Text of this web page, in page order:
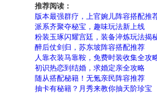
推荐阅读：
版本最强群疗，上官婉儿阵容搭配推
派系齐聚夺秘宝，趣味玩法新上线
粉装玉琢闪耀宫廷，装备淬炼玩法揭
醉后仗剑归，苏东坡阵容搭配推荐
人靠衣装马靠鞍，免费时装收集全攻
初识热恋到结婚，求婚定亲全攻略
随从搭配秘籍！无氪亲民阵容推荐
抽卡有秘籍？月秀来教你抽天阶珍宝